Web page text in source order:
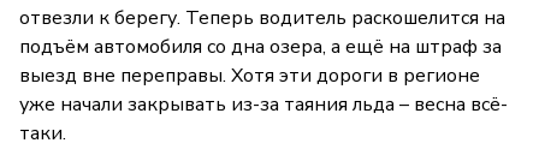
отвезли к берегу. Теперь водитель раскошелится на
подъём автомобиля со дна озера, а ещё на штраф за
выезд вне переправы. Хотя эти дороги в регионе
уже начали закрывать из-за таяния льда – весна всё-
таки.